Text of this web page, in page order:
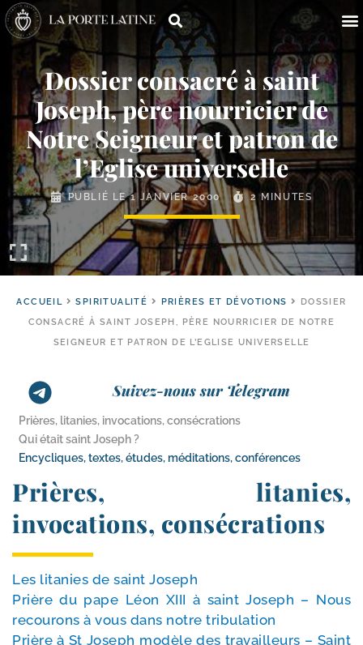
Dossier consacré à saint
Joseph, père nourricier de
Notre Seigneur et patron de
l’Eglise universelle
PUBLIÉ LE1 JANVIER 2000 2 MINUTES
ACCUEIL SPIRITUALITÉ PRIÈRES ET DÉVOTIONS
DOSSIER
CONSACRÉ À SAINT JOSEPH, PÈRE NOURRICIER DE NOTRE
SEIGNEUR ET PATRON DE L’EGLISE UNIVERSELLE
Suivez-nous sur Telegram
Prières, litanies, invocations, consécrations
Qui était saint Joseph ?
Encycliques, textes, études, méditations, conférences
Prières, litanies,
invocations, consécrations
Les lita­nies de saint Joseph
Prière du pape Léon XIII à saint Joseph – Nous
recou­rons à vous dans notre tribulation
Prière à St Joseph modèle des tra­vailleurs – Saint